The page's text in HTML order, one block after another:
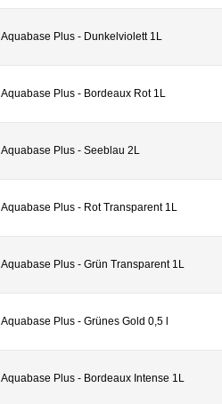
Aquabase Plus - Dunkelviolett 1L
Aquabase Plus - Bordeaux Rot 1L
Aquabase Plus - Seeblau 2L
Aquabase Plus - Rot Transparent 1L
Aquabase Plus - Grün Transparent 1L
Aquabase Plus - Grünes Gold 0,5 l
Aquabase Plus - Bordeaux Intense 1L